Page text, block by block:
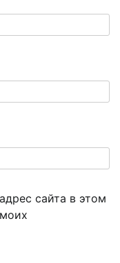
сайта в этом